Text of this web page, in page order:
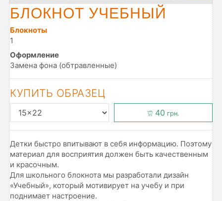
БЛОКНОТ УЧЕБНЫЙ
Блокноты
1
Оформление
Замена фона (обтравленные)
КУПИТЬ ОБРАЗЕЦ
40 грн.
Детки быстро впитывают в себя информацию. Поэтому
материал для восприятия должен быть качественным
и красочным.
Для школьного блокнота мы разработали дизайн
«Учебный», который мотивирует на учебу и при
поднимает настроение.